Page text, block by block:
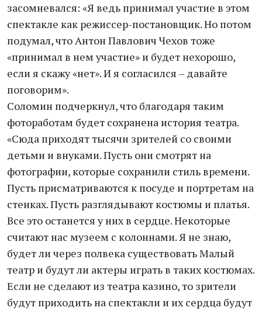
засомневался: «Я ведь принимал участие в этом
спектакле как режиссер-постановщик. Но потом
подумал, что Антон Павлович Чехов тоже
«принимал в нем участие» и будет нехорошо,
если я скажу «нет». И я согласился – давайте
поговорим».
Соломин подчеркнул, что благодаря таким
фотоработам будет сохранена история театра.
«Сюда приходят тысячи зрителей со своими
детьми и внуками. Пусть они смотрят на
фотографии, которые сохранили стиль времени.
Пусть присматриваются к посуде и портретам на
стенках. Пусть разглядывают костюмы и платья.
Все это останется у них в сердце. Некоторые
считают нас музеем с колоннами. Я не знаю,
будет ли через полвека существовать Малый
театр и будут ли актеры играть в таких костюмах.
Если не сделают из театра казино, то зрители
будут приходить на спектакли и их сердца будут